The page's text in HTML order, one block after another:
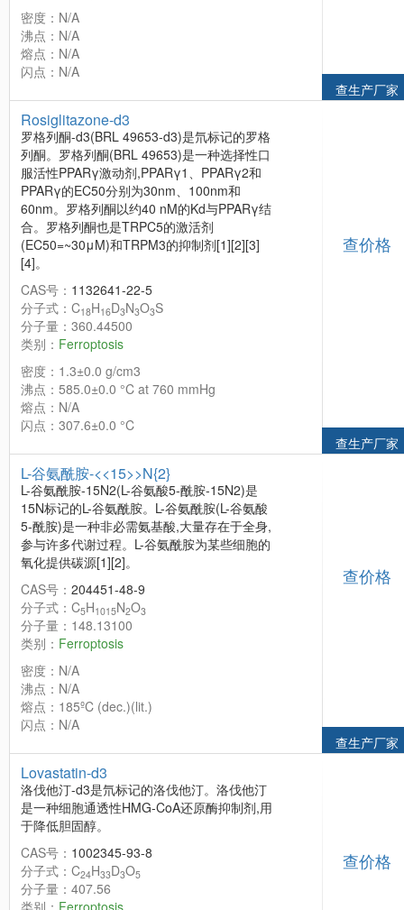
密度：N/A
沸点：N/A
熔点：N/A
闪点：N/A
查生产厂家
Rosiglitazone-d3
罗格列酮-d3(BRL 49653-d3)是氘标记的罗格
列酮。罗格列酮(BRL 49653)是一种选择性口
服活性PPARγ激动剂,PPARγ1、PPARγ2和
PPARγ的EC50分别为30nm、100nm和
60nm。罗格列酮以约40 nM的Kd与PPARγ结
合。罗格列酮也是TRPC5的激活剂
(EC50=~30μM)和TRPM3的抑制剂[1][2][3]
[4]。
CAS号： 1132641-22-5
分子式：C18H16D3N3O3S
分子量：360.44500
类别： Ferroptosis
密度：1.3±0.0 g/cm3
沸点：585.0±0.0 °C at 760 mmHg
熔点：N/A
闪点：307.6±0.0 °C
查价格
查生产厂家
L-谷氨酰胺-<<15>>N{2}
L-谷氨酰胺-15N2(L-谷氨酸5-酰胺-15N2)是
15N标记的L-谷氨酰胺。L-谷氨酰胺(L-谷氨酸
5-酰胺)是一种非必需氨基酸,大量存在于全身,
参与许多代谢过程。L-谷氨酰胺为某些细胞的
氧化提供碳源[1][2]。
CAS号： 204451-48-9
分子式：C5H1015N2O3
分子量：148.13100
类别： Ferroptosis
密度：N/A
沸点：N/A
熔点：185ºC (dec.)(lit.)
闪点：N/A
查价格
查生产厂家
Lovastatin-d3
洛伐他汀-d3是氘标记的洛伐他汀。洛伐他汀
是一种细胞通透性HMG-CoA还原酶抑制剂,用
于降低胆固醇。
CAS号： 1002345-93-8
分子式：C24H33D3O5
分子量：407.56
类别： Ferroptosis
查价格